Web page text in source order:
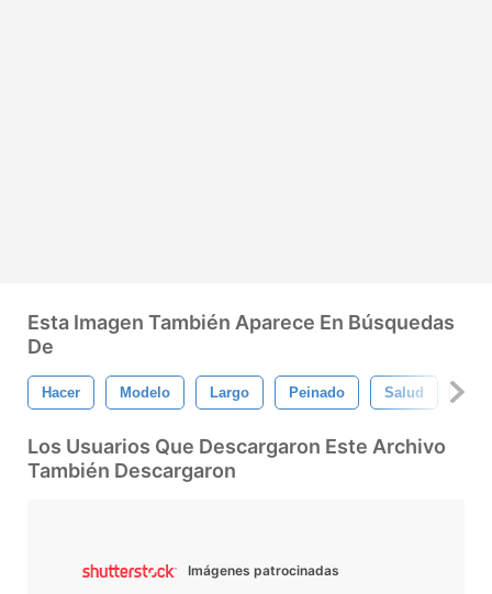
Esta Imagen También Aparece En Búsquedas
De
Hacer Modelo Largo Peinado Salud
Los Usuarios Que Descargaron Este Archivo
También Descargaron
Imágenes patrocinadas